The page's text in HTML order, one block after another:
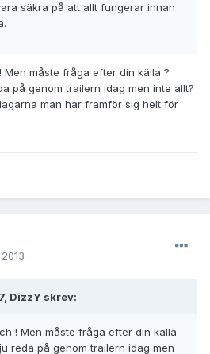
säkra på att allt fungerar innan
Men måste fråga efter din källa ?
på genom trailern idag men inte allt?
man har framför sig helt för
DizzY skrev:
! Men måste fråga efter din källa
reda på genom trailern idag men